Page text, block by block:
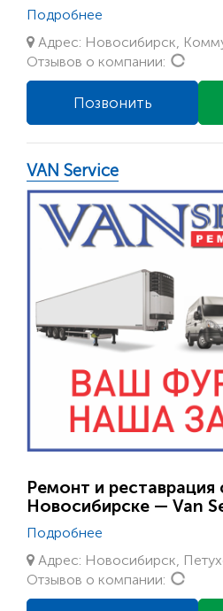
Подробнее
Адрес: Новосибирск,
Отзывов о компании:
Позвонить
VAN Service
Ремонт и реставрация
Новосибирске — Van
Подробнее
Адрес: Новосибирск,
Отзывов о компании: